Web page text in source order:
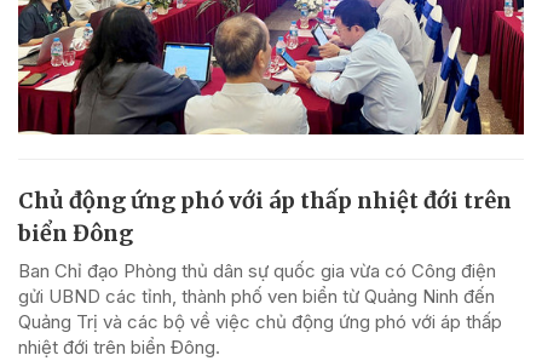
Chủ động ứng phó với áp thấp nhiệt đới trên
biển Đông
Ban Chỉ đạo Phòng thủ dân sự quốc gia vừa có Công điện
gửi UBND các tỉnh, thành phố ven biển từ Quảng Ninh đến
Quảng Trị và các bộ về việc chủ động ứng phó với áp thấp
nhiệt đới trên biển Đông.